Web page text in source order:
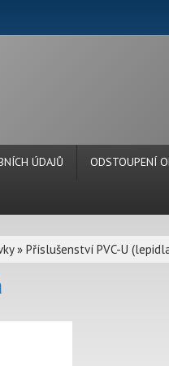
ÚDAJŮ ODSTOUPENÍ
» Příslušenství PVC-U